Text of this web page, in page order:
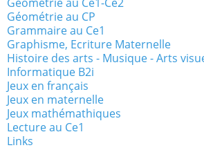
Géométrie au CP
Grammaire au Ce1
Graphisme, Ecriture Maternelle
Histoire des arts - Musique - Arts
Informatique B2i
Jeux en français
Jeux en maternelle
Jeux mathémathiques
Lecture au Ce1
Links